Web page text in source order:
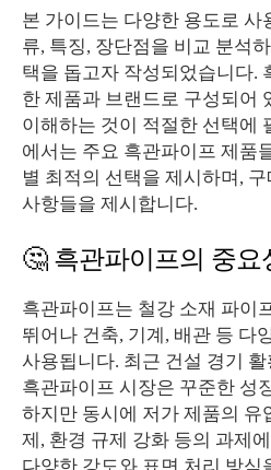
본 가이드는 다양한 용도로 사
류, 특징, 장단점을 비교 분석
택을 돕고자 작성되었습니다.
한 제품과 브랜드로 구성되어
이해하는 것이 적절한 선택에
에서는 주요 흑관파이프 제품
별 최적의 선택을 제시하며,
사항들을 제시합니다.
🤔 흑관파이프의 중요
흑관파이프는 철강 소재 파이
뛰어나 건축, 기계, 배관 등 다
사용됩니다. 최근 건설 경기
흑관파이프 시장은 꾸준한 성
하지만 동시에 저가 제품의 유
제, 환경 규제 강화 등의 과제